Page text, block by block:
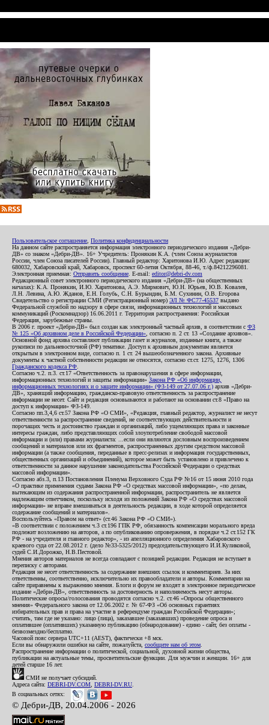
Пользовательское соглашение Политика конфиденциальности
На данном сайте распространяется информация электронного периодического издания «Дебри-
ДВ» со знаком «Дебри-ДВ». 16+ Учредитель: Пронякин К.А. (член Союза журналистов
России, член Союза писателей России). Главный редактор: Харитонова И.Ю. Адрес редакции:
680032, Хабаровский край, Хабаровск, проспект 60-летия Октября, 88-46, т./ф.84212296081.
Электронная приемная: Отправить сообщение . E-mail: editor@debri-dv.com
Редакционный совет электронного периодического издания «Дебри-ДВ» (на общественных
началах): К.А. Пронякин, И.Ю. Харитонова, А.Э. Мирмович, Ю.Н. Юрьев, Ю.В. Ковалев,
Л.Н. Левина, А.Ю. Жданов, Е.Н. Голубь, С.Н. Бурындин, Б.М. Сухинин, О.В. Егорова
Свидетельство о регистрации СМИ (Регистрационный номер) ЭЛ № ФС77-45537 выдано
Федеральной службой по надзору в сфере связи, информационных технологий и массовых
коммуникаций (Роскомнадзор) 16.06.2011 г. Территория распространения: Российская
Федерация, зарубежные страны.
В 2006 г. проект «Дебри-ДВ» был создан как электронный частный архив, в соответствии с ФЗ
№ 125 «Об архивном деле в Российской Федерации» , согласно п. 2 ст. 13 «Создание архивов».
Основной фонд архива составляют публикации газет и журналов, изданные книги, а также
рукописи по дальневосточной (РФ) тематике. Доступ к архивным документам является
открытым в электронном виде, согласно п. 1 ст. 24 вышеобозначенного закона. Архивные
документы к частной собственности редакции не относятся, согласно ст.ст. 1275, 1276, 1306
Гражданского кодекса РФ
Согласно ч.2. п.3. ст.17 «Ответственность за правонарушения в сфере информации,
информационных технологий и защиты информации» Закона РФ «Об информации,
информационных технологиях и о защите информации» (ФЗ-149 от 27.07.06 г.) архив «Дебри-
ДВ», хранящий информацию, гражданско-правовую ответственность за распространение
информации не несет. Сайт и редакция основываются и работают на основании ст.8 «Право на
доступ к информации» ФЗ-149.
Согласно пп.3,4,6 ст.57 Закона РФ «О СМИ», «Редакция, главный редактор, журналист не несут
ответственности за распространение сведений, не соответствующих действительности и
порочащих честь и достоинство граждан и организаций, либо ущемляющих права и законные
интересы граждан, либо представляющих собой злоупотребление свободой массовой
информации и (или) правами журналиста: ...если они являются дословным воспроизведением
сообщений и материалов или их фрагментов, распространенных другим средством массовой
информации (а также сообщения, переданные в пресс-релизах и информация государственных,
общественных организаций и объединений), которое может быть установлено и привлечено к
ответственности за данное нарушение законодательства Российской Федерации о средствах
массовой информации».
Согласно абз.3, п.13 Постановления Пленума Верховного Суда РФ №16 от 15 июня 2010 года
«О практике применения судами Закона РФ «О средствах массовой информации», «по делам,
вытекающим из содержания распространенной информации, распространитель не является
надлежащим ответчиком, поскольку исходя из положений Закона РФ «О средствах массовой
информации» не вправе вмешиваться в деятельность редакции, в ходе которой определяется
содержание сообщений и материалов».
Воспользуйтесь «Правом на ответ» (ст.46 Закона РФ «О СМИ»).
«В соответствии с положением ч.3 ст.196 ГПК РФ, обязанность компенсации морального вреда
подлежит возложению на авторов, а по опубликованию опровержения, в порядке ч.2 ст.152 ГК
РФ - на учредителя и главного редактор», - из апелляционного определения Хабаровского
краевого суда от 22.08.2012 г. (дело №33-5325/2012) председательствующего И.И.Куликовой,
судей С.И.Дорожко, Н.В.Пестовой.
Мнения авторов материалов не всегда совпадают с позицией редакции. Редакция не вступает в
переписку с авторами.
Редакция не несет ответственность за содержание внешних ссылок и комментариев. За них
ответственны, соответственно, исключительно их правообладатели и авторы. Комментарии на
сайте приравнены к выражению мнения. Блоги и форум не входят в электронное периодическое
издание «Дебри-ДВ», ответственность за достоверность и наполняемость несут авторы.
Политические опросы/голосования проводятся согласно ч.2. ст.46 «Опросы общественного
мнения» Федерального закона от 12.06.2002 г. № 67-ФЗ «Об основных гарантиях
избирательных прав и права на участие в референдуме граждан Российской Федерации»;
считать, там где не указано: лицо (лица), заказавшее (заказавших) проведение опроса и
оплатившее (оплативших) указанную публикацию (обнародование) - едино - сайт, без оплаты -
безвозмездно/бесплатно.
Часовой пояс сервера UTC+11 (AEST), фактически +8 мск.
Если вы обнаружили ошибки на сайте, пожалуйста, сообщите нам об этом
Распространение информации о политической, социальной, духовной жизни общества,
публикации на актуальные темы, просветительские функции. Для мужчин и женщин. 16+ для
детей старше 16 лет.
СМИ не получает субсидий.
Адреса сайта: DEBRI-DV.COM DEBRI-DV.RU
В социальных сетях:
© Дебри-ДВ, 20.04.2006 - 2026